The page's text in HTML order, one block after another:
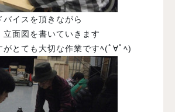
イスを頂きながら
立面図を書いていきます
がとても大切な作業ですﾍ(ﾟ∀ﾟﾍ)